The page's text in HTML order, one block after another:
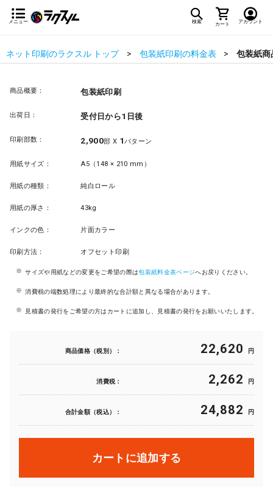
メニュー 検索 カート アカウント
ネット印刷のラクスル トップ 包装紙印刷の料金表 包装紙商
商品概要： 包装紙印刷
出荷日： 受付日から1日後
印刷部数： 2,900部 X 1パターン
用紙サイズ： A5（148 × 210 mm）
用紙の種類： 純白ロール
用紙の厚さ： 43kg
インクの色： 片面カラー
印刷方法： オフセット印刷
サイズや用紙などの変更をご希望の際は包装紙料金表ページへお戻りください。
消費税の端数処理により最終的な合計額と異なる場合があります。
見積書の発行をご希望の方はカートに追加し、見積書の発行をお願いいたします。
商品価格（税別）： 22,620 円
消費税： 2,262 円
合計金額（税込）： 24,882 円
カートに追加する